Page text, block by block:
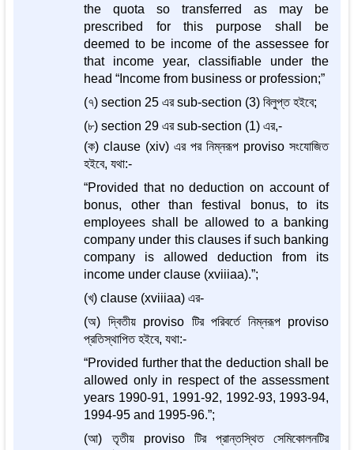
the quota so transferred as may be
prescribed for this purpose shall be
deemed to be income of the assessee for
that income year, classifiable under the
head “Income from business or profession;”
(৭) section 25 এর sub-section (3) বিলুপ্ত হইবে;
(৮) section 29 এর sub-section (1) এর,-
(ক) clause (xiv) এর পর নিম্নরূপ proviso সংযোজিত
হইবে, যথা:-
“Provided that no deduction on account of
bonus, other than festival bonus, to its
employees shall be allowed to a banking
company under this clauses if such banking
company is allowed deduction from its
income under clause (xviiiaa).”;
(খ) clause (xviiiaa) এর-
(অ) দ্বিতীয় proviso টির পরিবর্তে নিম্নরূপ proviso
প্রতিস্থাপিত হইবে, যথা:-
“Provided further that the deduction shall be
allowed only in respect of the assessment
years 1990-91, 1991-92, 1992-93, 1993-94,
1994-95 and 1995-96.”;
(আ) তৃতীয় proviso টির প্রান্তস্থিত সেমিকোলনটির